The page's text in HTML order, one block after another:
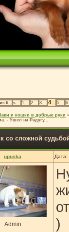
из 6 « 1 2 3 4 5 6
и кошки в добрые руки »
- Ушел на Радугу...
со сложной
upuska Дата:
Admin
)